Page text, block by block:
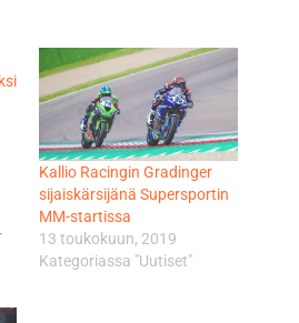
Kallio Racingin Gradinger
sijaiskärsijänä Supersportin
MM-startissa
13 toukokuun, 2019
Kategoriassa "Uutiset"